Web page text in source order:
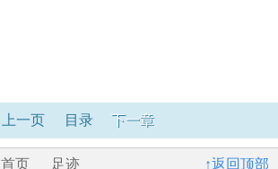
上一页 目录 下一章
↑返回顶部
首页 足迹